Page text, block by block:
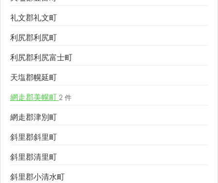
礼文郡礼文町
利尻郡利尻町
利尻郡利尻富士町
天塩郡幌延町
網走郡美幌町 2 件
網走郡津別町
斜里郡斜里町
斜里郡清里町
斜里郡小清水町